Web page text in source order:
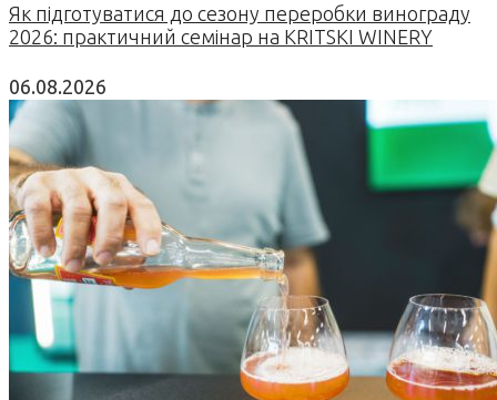
Як підготуватися до сезону переробки винограду
2026: практичний семінар на KRITSKI WINERY
06.08.2026